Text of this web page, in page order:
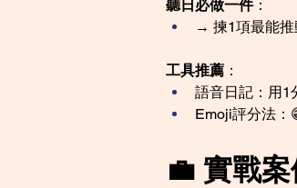
聽日必做一件：
→ 揀1項最能推
工具推薦 ：
語音日記：用1
Emoji評分法：
💼 實戰